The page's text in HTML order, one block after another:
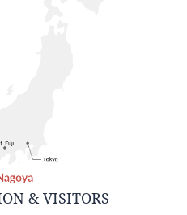
& VISITORS